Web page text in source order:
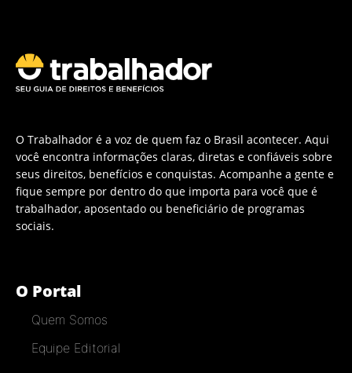
O Trabalhador é a voz de quem faz o Brasil acontecer. Aqui
você encontra informações claras, diretas e confiáveis sobre
seus direitos, benefícios e conquistas. Acompanhe a gente e
fique sempre por dentro do que importa para você que é
trabalhador, aposentado ou beneficiário de programas
sociais.
O Portal
Quem Somos
Equipe Editorial